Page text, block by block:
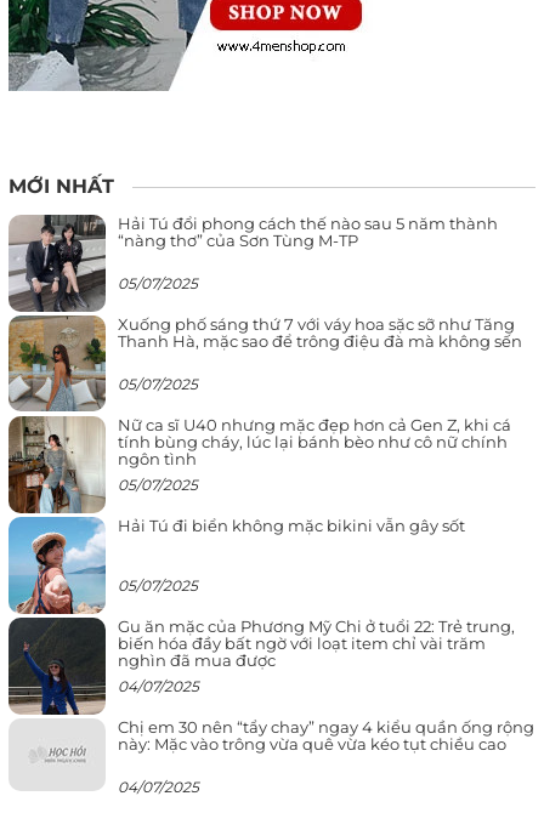
MỚI NHẤT
Hải Tú đổi phong cách thế nào sau 5 năm thành
“nàng thơ” của Sơn Tùng M-TP
05/07/2025
Xuống phố sáng thứ 7 với váy hoa sặc sỡ như Tăng
Thanh Hà, mặc sao để trông điệu đà mà không sến
05/07/2025
Nữ ca sĩ U40 nhưng mặc đẹp hơn cả Gen Z, khi cá
tính bùng cháy, lúc lại bánh bèo như cô nữ chính
ngôn tình
05/07/2025
Hải Tú đi biển không mặc bikini vẫn gây sốt
05/07/2025
Gu ăn mặc của Phương Mỹ Chi ở tuổi 22: Trẻ trung,
biến hóa đầy bất ngờ với loạt item chỉ vài trăm
nghìn đã mua được
04/07/2025
Chị em 30 nên “tẩy chay” ngay 4 kiểu quần ống rộng
này: Mặc vào trông vừa quê vừa kéo tụt chiều cao
04/07/2025